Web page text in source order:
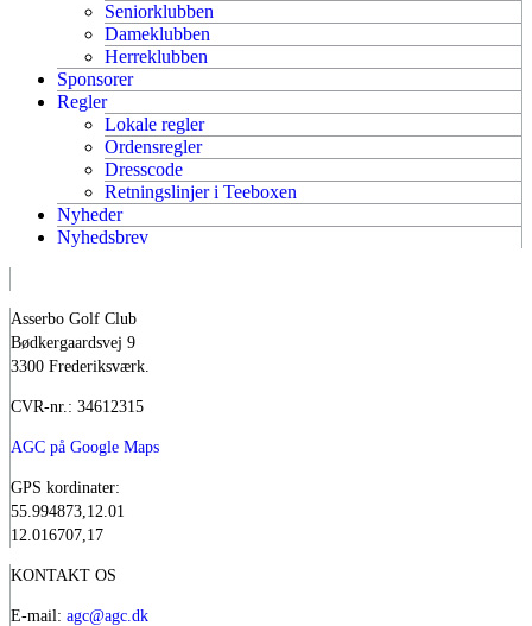
Seniorklubben
Dameklubben
Herreklubben
Sponsorer
Regler
Lokale regler
Ordensregler
Dresscode
Retningslinjer i Teeboxen
Nyheder
Nyhedsbrev
Asserbo Golf Club
Bødkergaardsvej 9
3300 Frederiksværk.
CVR-nr.: 34612315
AGC på Google Maps
GPS kordinater:
55.994873,12.01
12.016707,17
KONTAKT OS
E-mail: agc@agc.dk